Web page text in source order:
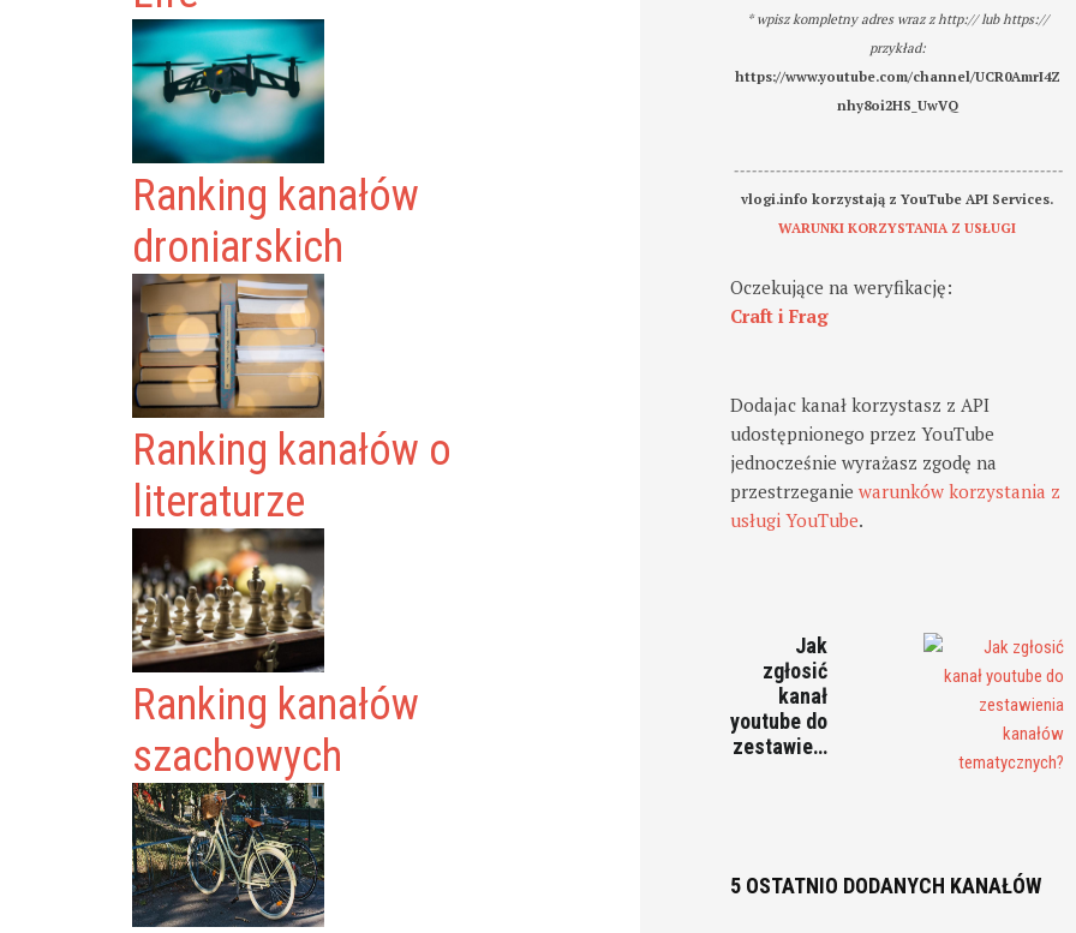
Ranking kanałów
droniarskich
Ranking kanałów o
literaturze
Ranking kanałów
szachowych
* wpisz kompletny adres wraz z http:// lub https://
przykład:
https://www.youtube.com/channel/UCR0AmrI4Z
nhy8oi2HS_UwVQ
-------------------------------------------------------
vlogi.info korzystają z YouTube API Services.
WARUNKI KORZYSTANIA Z USŁUGI
Oczekujące na weryfikację:
Craft i Frag
Dodajac kanał korzystasz z API
udostępnionego przez YouTube
jednocześnie wyrażasz zgodę na
przestrzeganiewarunków korzystania z
usługi YouTube.
Jak
zgłosić
kanał
youtube do
zestawie…
5 OSTATNIO DODANYCH KANAŁÓW